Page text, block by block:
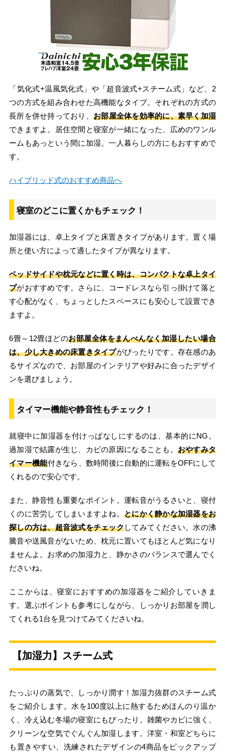
「気化式+温風気化式」や「超音波式+スチーム式」など、2
つの方式を組み合わせた高機能なタイプ。それぞれの方式の
長所を併せ持っており、 お部屋全体を効率的に、素早く加湿
できますよ。居住空間と寝室が一緒になった、広めのワンル
ームもあっという間に加湿。一人暮らしの方にもおすすめで
す。
ハイブリッド式のおすすめ商品へ
寝室のどこに置くかもチェック！
加湿器には、卓上タイプと床置きタイプがあります。置く場
所と使い方によって適したタイプが異なります。
ベッドサイドや枕元などに置く時は、コンパクトな卓上タイ
プがおすすめです。さらに、コードレスなら引っ掛けて落と
す心配がなく、ちょっとしたスペースにも安心して設置でき
ますよ。
6畳～12畳ほどのお部屋全体をまんべんなく加湿したい場合
は、少し大きめの床置きタイプがぴったりです。存在感のあ
るサイズなので、お部屋のインテリアや好みに合ったデザイ
ンを選びましょう。
タイマー機能や静音性もチェック！
就寝中に加湿器を付けっぱなしにするのは、基本的にNG。
過加湿で結露が生じ、カビの原因になることも。 おやすみタ
イマー機能付きなら、数時間後に自動的に運転をOFFにして
くれるので安心です。
また、静音性も重要なポイント。運転音がうるさいと、寝付
くのに苦労してしまいますよね。とにかく静かな加湿器をお
探しの方は、超音波式をチェックしてみてください。水の沸
騰音や送風音がないため、枕元に置いてもほとんど気になり
ませんよ。お求めの加湿力と、静かさのバランスで選んでく
ださいね。
ここからは、寝室におすすめの加湿器をご紹介していきま
す。選ぶポイントも参考にしながら、しっかりお部屋を潤し
てくれる1台を見つけてみてくださいね。
【加湿力】スチーム式
たっぷりの蒸気で、しっかり潤す！加湿力抜群のスチーム式
をご紹介します。水を100度以上に熱するためほんのり温か
く、冷え込む冬場の寝室にもぴったり。雑菌やカビに強く、
クリーンな空気でぐんぐん加湿します。洋室・和室どちらに
も置きやすい、洗練されたデザインの4商品をピックアップ